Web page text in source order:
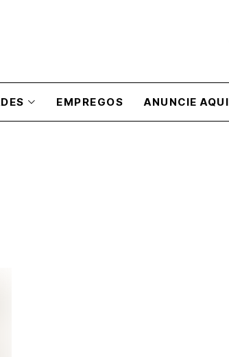
EMPREGOS ANUNCIE AQUI